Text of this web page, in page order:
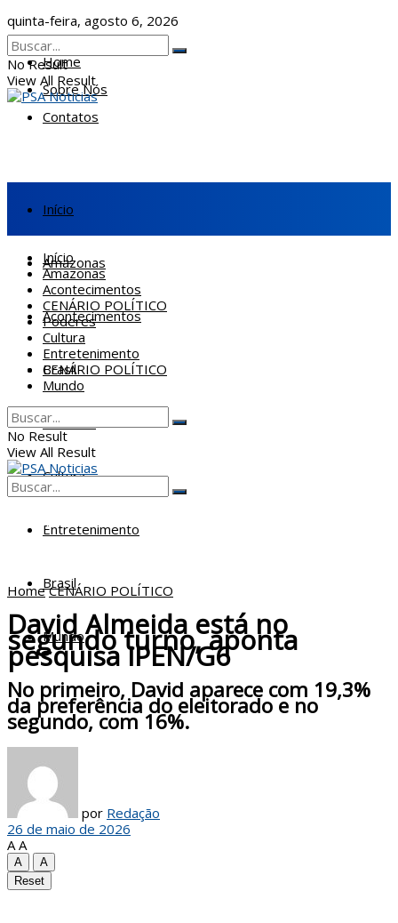
quinta-feira, agosto 6, 2026
Home
Sobre Nós
Contatos
No Result
View All Result
Início
Amazonas
Acontecimentos
CENÁRIO POLÍTICO
Poderes
Cultura
Entretenimento
Brasil
Mundo
Início
Amazonas
Acontecimentos
CENÁRIO POLÍTICO
Poderes
Cultura
Entretenimento
Brasil
Mundo
No Result
View All Result
View All Result
Home CENÁRIO POLÍTICO
David Almeida está no
segundo turno, aponta
pesquisa IPEN/G6
No primeiro, David aparece com 19,3%
da preferência do eleitorado e no
segundo, com 16%.
por Redação
26 de maio de 2026
A A
A
A
Reset